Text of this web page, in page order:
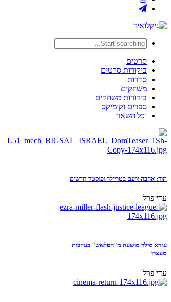
סרטים
ביקורות סרטים
סדרות
משחקים
ביקורות משחקים
ספרים וקומיקס
וכל השאר
תור: אהבה ורעם בטריילר ופוסטר חדשים
עדי פרל
עזרא מילר מושעה מ"הפלאש" בעקבות
מעצרו
עדי פרל